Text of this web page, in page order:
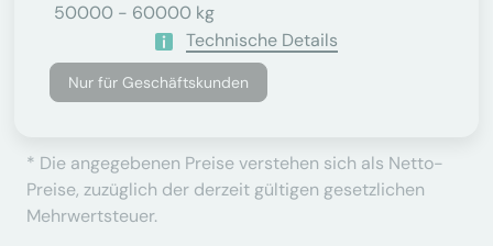
50000 - 60000 kg
Technische Details
Nur für Geschäftskunden
* Die angegebenen Preise verstehen sich als Netto-
Preise, zuzüglich der derzeit gültigen gesetzlichen
Mehrwertsteuer.